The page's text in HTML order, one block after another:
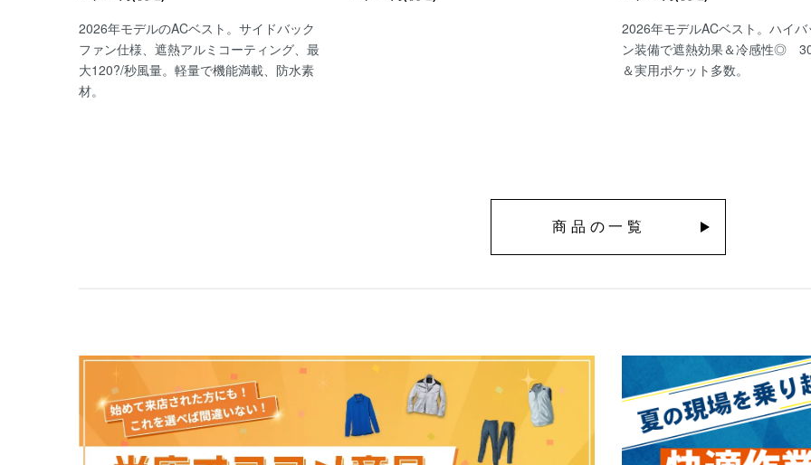
2026年モデルのACベスト。サイドバック
ファン仕様、遮熱アルミコーティング、最
大120?/秒風量。軽量で機能満載、防水素
材。
2026年モデルACベスト。ハイ
ン装備で遮熱効果＆冷感性◎
＆実用ポケット多数。
商品の一覧